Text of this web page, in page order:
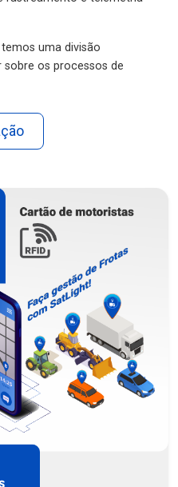
uma divisão
sobre os processos de